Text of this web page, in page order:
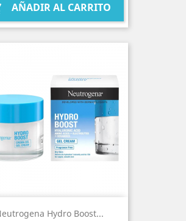
AÑADIR AL CARRITO
Hydro Boost...